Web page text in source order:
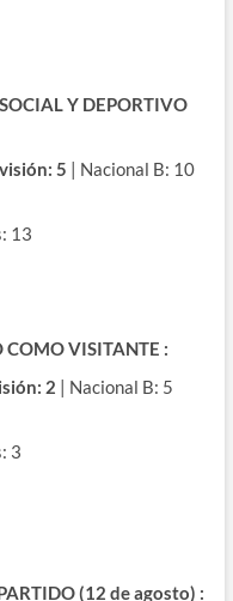
Y DEPORTIVO
5 | Nacional B: 10
13
COMO VISITANTE :
2 | Nacional B: 5
3
(12 de agosto) :